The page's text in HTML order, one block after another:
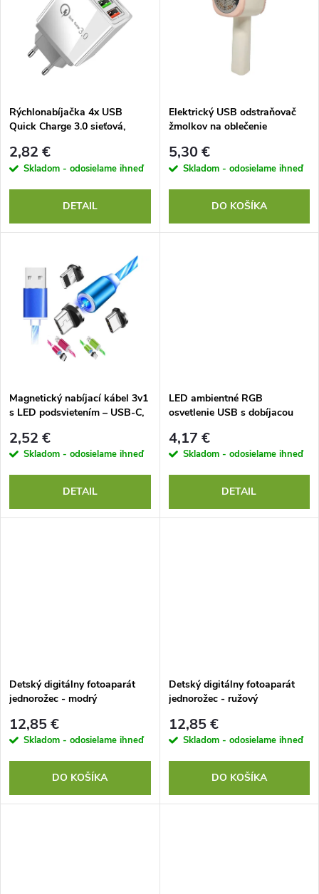
e
p
r
o
u
o
v
Abecedne
s
p
r
u
o
v
Rýchlonabíjačka 4x USB
Quick Charge 3.0 sieťová,
2,82 €
Skladom - odosielame ihneď
DETAIL
Elektrický USB odstraňovač
žmolkov na oblečenie
5,30 €
Skladom - odosielame ihneď
DO KOŠÍKA
Magnetický nabíjací kábel 3v1
s LED podsvietením – USB-C,
2,52 €
Skladom - odosielame ihneď
DETAIL
LED ambientné RGB
osvetlenie USB s dobíjacou
4,17 €
Skladom - odosielame ihneď
DETAIL
Detský digitálny fotoaparát
jednorožec - modrý
12,85 €
Skladom - odosielame ihneď
DO KOŠÍKA
Detský digitálny fotoaparát
jednorožec - ružový
12,85 €
Skladom - odosielame ihneď
DO KOŠÍKA